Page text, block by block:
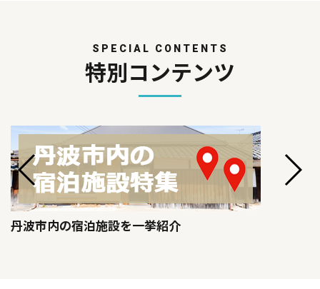
SPECIAL CONTENTS
特別コンテンツ
丹波市内の宿泊施設を一挙紹介